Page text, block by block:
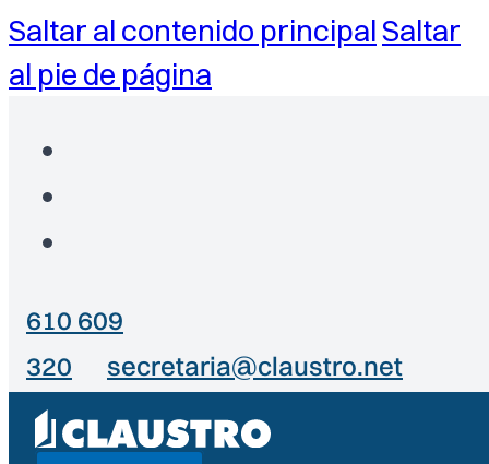
Saltar al contenido principalSaltar
al pie de página
610 609
320
secretaria@claustro.net